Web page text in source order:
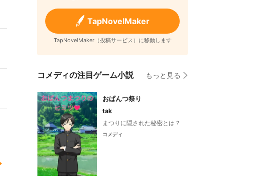
TapNovelMaker
TapNovelMaker（投稿サービス）に移動します
コメディの注目ゲーム小説 もっと見る
おぱんつ祭り
tak
まつりに隠された秘密とは？
コメディ